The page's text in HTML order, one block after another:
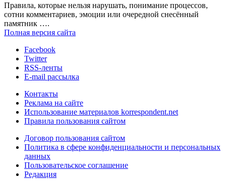
Правила, которые нельзя нарушать, понимание процессов,
сотни комментариев, эмоции или очередной снесённый
памятник ….
Полная версия сайта
Facebook
Twitter
RSS-ленты
E-mail рассылка
Контакты
Реклама на сайте
Использование материалов korrespondent.net
Правила пользования сайтом
Договор пользования сайтом
Политика в сфере конфиденциальности и персональных
данных
Пользовательское соглашение
Редакция